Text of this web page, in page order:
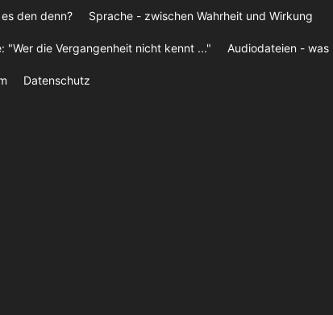
den denn? Sprache - zwischen Wahrheit und Wirkung
"Wer die Vergangenheit nicht kennt ..." Audiodateien - was
Datenschutz